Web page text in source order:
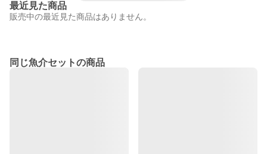
最近見た商品
販売中の最近見た商品はありません。
同じ魚介セットの商品